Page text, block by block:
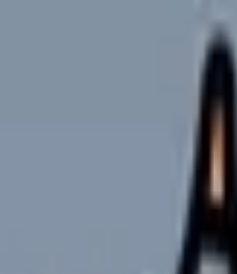
ため、個別に確認が必要（公